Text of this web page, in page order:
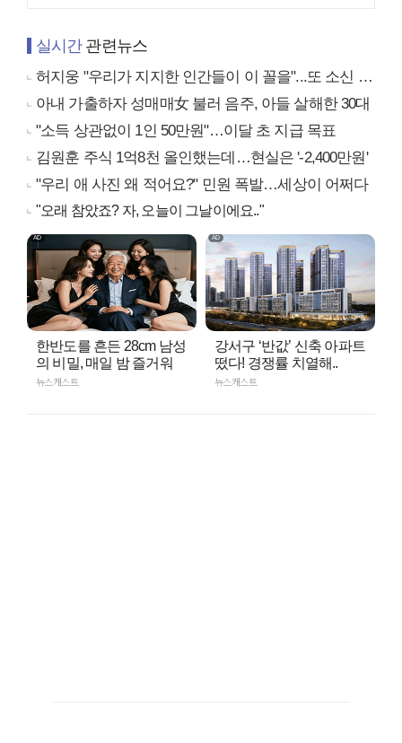
실시간관련뉴스
허지웅 "우리가 지지한 인간들이 이 꼴을"...또 소신 발언
아내 가출하자 성매매女 불러 음주, 아들 살해한 30대
"소득 상관없이 1인 50만원"…이달 초 지급 목표
김원훈 주식 1억8천 올인했는데…현실은 '-2,400만원'
"우리 애 사진 왜 적어요?" 민원 폭발…세상이 어쩌다
"오래 참았죠? 자, 오늘이 그날이에요.."
한반도를 흔든 28cm 남성
의 비밀, 매일 밤 즐거워
뉴스캐스트
강서구 ‘반값’ 신축 아파트
떴다! 경쟁률 치열해..
뉴스캐스트